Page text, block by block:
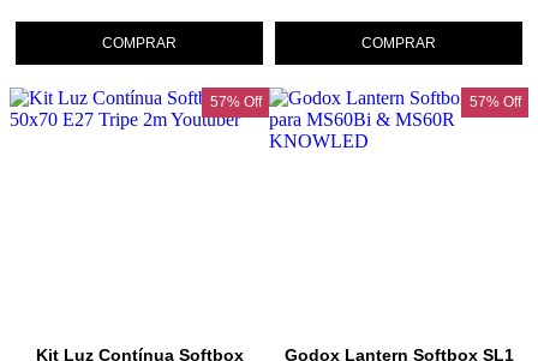
COMPRAR COMPRAR
57% Off
Kit Luz Contínua Softbox
57% Off
Godox Lantern Softbox SL1